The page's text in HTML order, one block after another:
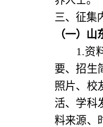
三、征集
（一） 山
1.资
要、招生
照片、校
活、学科
料来源、